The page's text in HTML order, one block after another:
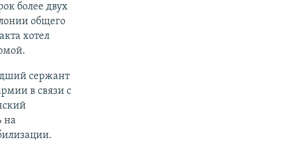
более двух
общего
хотел
сержант
в связи с
на